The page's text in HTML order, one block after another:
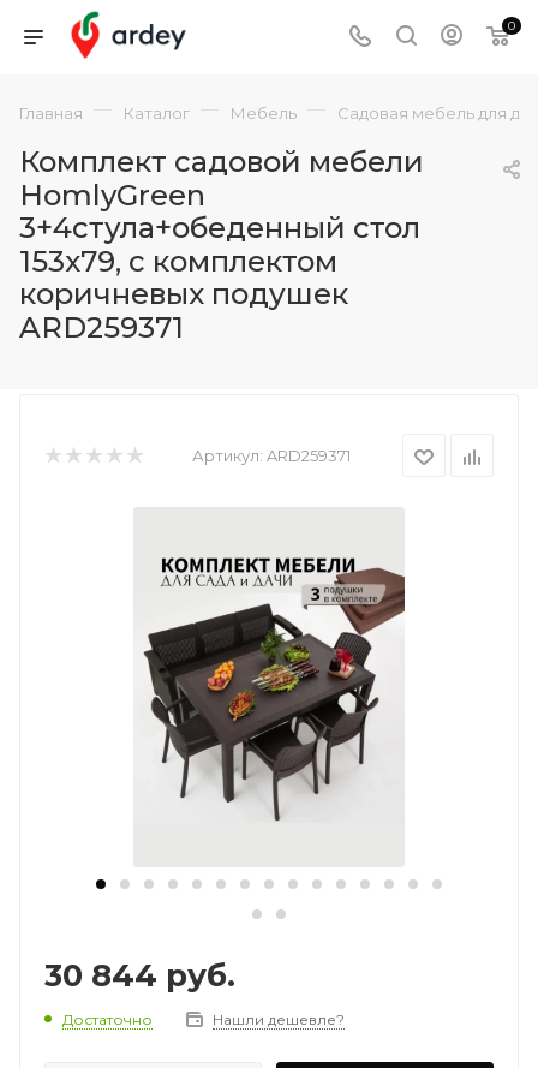
0
Главная — Каталог — Мебель — Садовая мебель для
Комплект садовой мебели
HomlyGreen
3+4стула+обеденный стол
153х79, с комплектом
коричневых подушек
ARD259371
Артикул: ARD259371
30 844 руб.
Достаточно Нашли дешевле?